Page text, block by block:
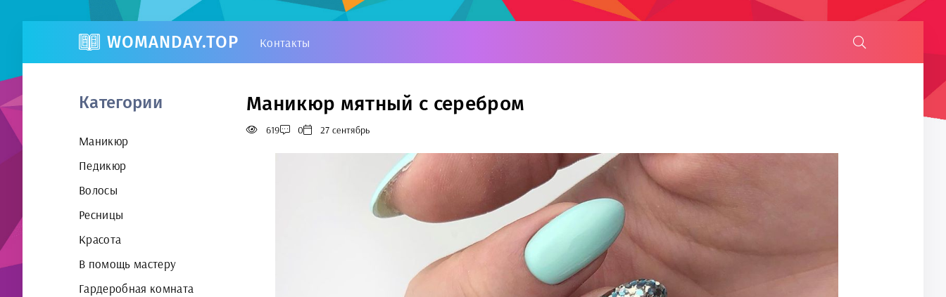
WOMANDAY.TOP Контакты
Категории
Маникюр
Педикюр
Волосы
Ресницы
Красота
В помощь мастеру
Гардеробная комната
Маникюр мятный с серебром
619 0 27 сентябрь